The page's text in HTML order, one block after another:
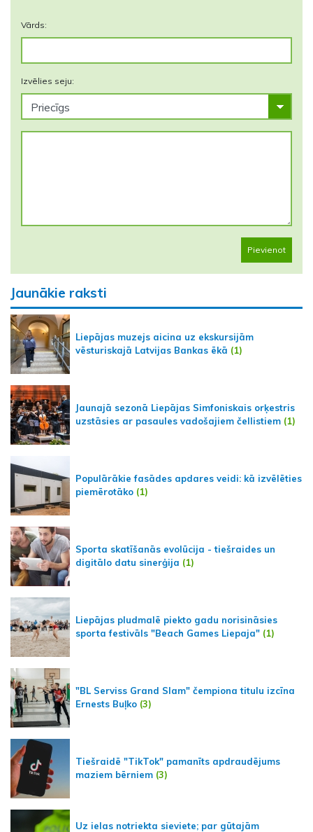
Vārds:
Izvēlies seju:
Pievienot
Jaunākie raksti
Liepājas muzejs aicina uz ekskursijām
vēsturiskajā Latvijas Bankas ēkā (1)
Jaunajā sezonā Liepājas Simfoniskais orķestris
uzstāsies ar pasaules vadošajiem čellistiem (1)
Populārākie fasādes apdares veidi: kā izvēlēties
piemērotāko (1)
Sporta skatīšanās evolūcija - tiešraides un
digitālo datu sinerģija (1)
Liepājas pludmalē piekto gadu norisināsies
sporta festivāls "Beach Games Liepaja" (1)
"BL Serviss Grand Slam" čempiona titulu izcīna
Ernests Buļko (3)
Tiešraidē "TikTok" pamanīts apdraudējums
maziem bērniem (3)
Uz ielas notriekta sieviete; par gūtajām